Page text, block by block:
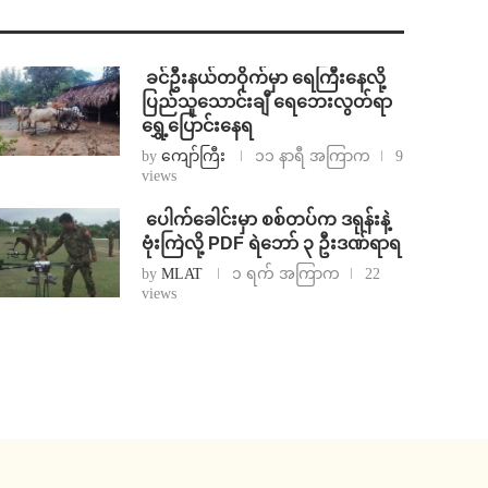
⁩ ⁨ခင်ဦးနယ်တဝိုက်မှာ ရေကြီးနေလို့
ပြည်သူသောင်းချီ ရေဘေးလွတ်ရာ
ရွှေ့ပြောင်းနေရ
byကျော်ကြီး ၁၁ နာရီ အကြာက
9
views
⁩ ⁨ပေါက်ခေါင်းမှာ စစ်တပ်က ဒရုန်းနဲ့
ဗုံးကြဲလို့ PDF ရဲဘော် ၃ ဦးဒဏ်ရာရ
byMLAT ၁ ရက် အကြာက
22
views